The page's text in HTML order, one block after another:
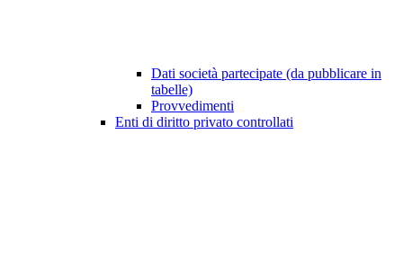
Dati società partecipate (da pubblicare in
tabelle)
Provvedimenti
Enti di diritto privato controllati